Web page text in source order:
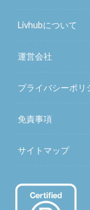
Livhubについて
運営会社
プライバシーポリ
免責事項
サイトマップ